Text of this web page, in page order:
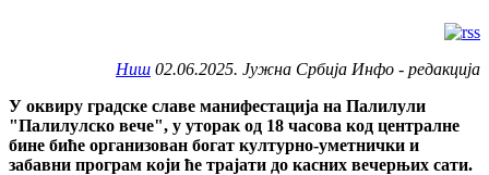
Ниш 02.06.2025. Јужна Србија Инфо - редакција
У оквиру градске славе манифестација на Палилули
"Палилулско вече", у уторак од 18 часова код централне
бине биће организован богат културно-уметнички и
забавни програм који ће трајати до касних вечерњих сати.